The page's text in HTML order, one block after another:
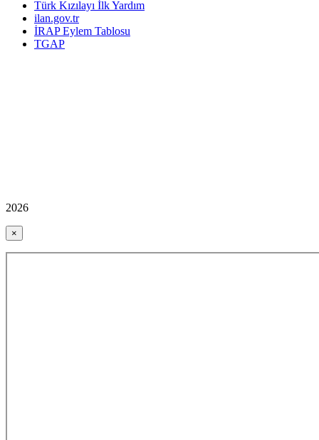
Türk Kızılayı İlk Yardım
ilan.gov.tr
İRAP Eylem Tablosu
TGAP
2026
×